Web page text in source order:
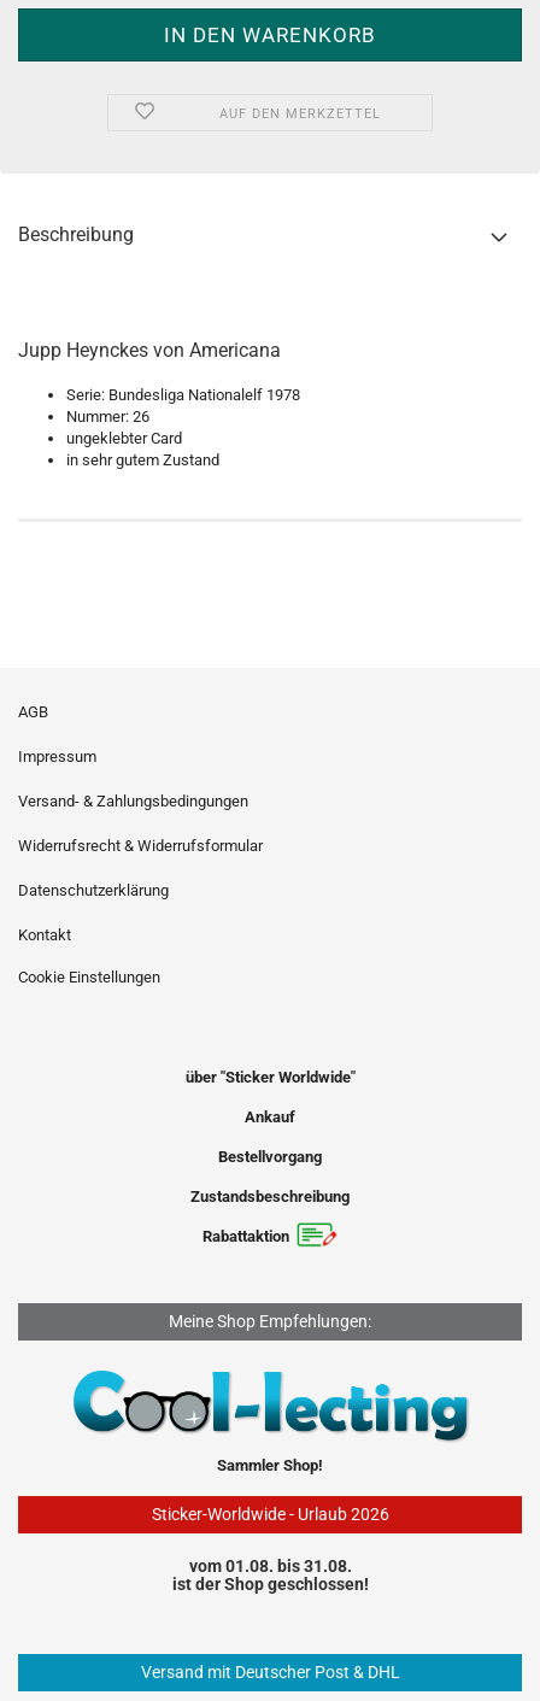
AUF DEN MERKZETTEL
Beschreibung
Jupp Heynckes von Americana
Serie: Bundesliga Nationalelf 1978
Nummer: 26
ungeklebter Card
in sehr gutem Zustand
AGB
Impressum
Versand- & Zahlungsbedingungen
Widerrufsrecht & Widerrufsformular
Datenschutzerklärung
Kontakt
Cookie Einstellungen
über "Sticker Worldwide"
Ankauf
Bestellvorgang
Zustandsbeschreibung
Rabattaktion
Meine Shop Empfehlungen:
Sammler Shop!
Sticker-Worldwide - Urlaub 2026
vom 01.08. bis 31.08.
ist der Shop geschlossen!
Versand mit Deutscher Post & DHL